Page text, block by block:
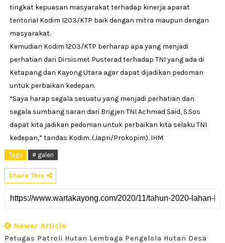
tingkat kepuasan masyarakat terhadap kinerja aparat
teritorial Kodim 1203/KTP baik dengan mitra maupun dengan
masyarakat.
Kemudian Kodim 1203/KTP berharap apa yang menjadi
perhatian dari Dirsismet Pusterad terhadap TNI yang ada di
Ketapang dan Kayong Utara agar dapat dijadikan pedoman
untuk perbaikan kedepan.
“Saya harap segala sesuatu yang menjadi perhatian dan
segala sumbang saran dari Brigjen TNI Achmad Said, S.Sos
dapat kita jadikan pedoman untuk perbaikan kita selaku TNI
kedepan,” tandas Kodim. (Japri/Prokopim). IHM
Tags # galeri
Share This
Newer Article
Petugas Patroli Hutan Lembaga Pengelola Hutan Desa